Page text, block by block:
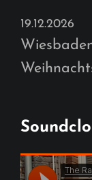
19.12.2026